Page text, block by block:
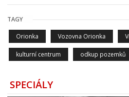
TAGY
Orionka Vozovna Orionka
kulturní centrum odkup pozemků
SPECIÁLY